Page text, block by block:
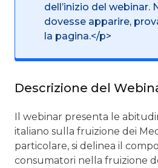
dell’inizio del webinar.
dovesse apparire,
la pagina.</p>
Descrizione del
Il webinar presenta le
italiano sulla fruizione dei
particolare, si delinea il
consumatori nella fruizione